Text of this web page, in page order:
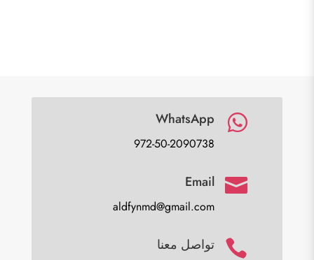

WhatsApp
972-50-2090738

Email
aldfynmd@gmail.com
 تواصل معنا